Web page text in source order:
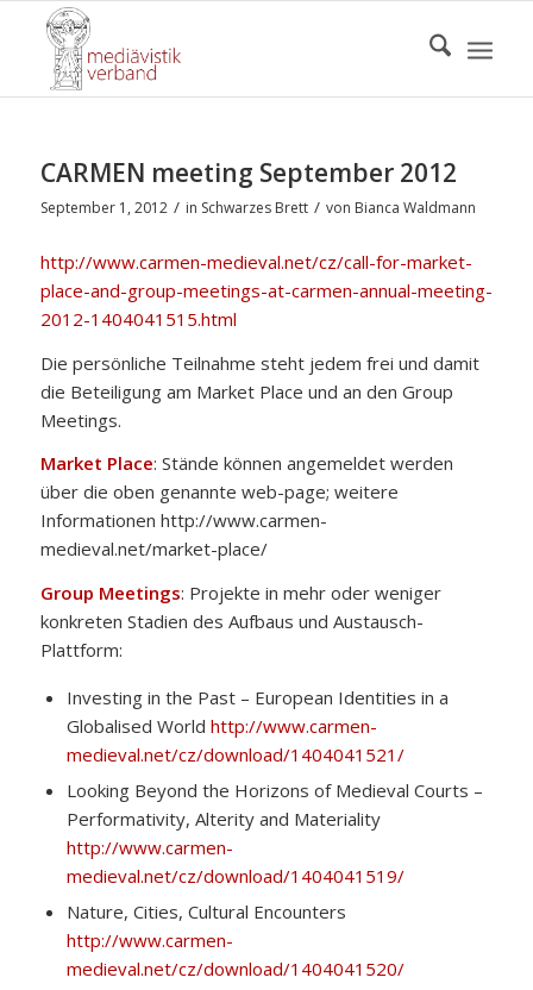
CARMEN meeting September 2012
September 1, 2012 / in Schwarzes Brett / von Bianca Waldmann
http://www.carmen-medieval.net/cz/call-for-market-
place-and-group-meetings-at-carmen-annual-meeting-
2012-1404041515.html
Die persönliche Teilnahme steht jedem frei und damit
die Beteiligung am Market Place und an den Group
Meetings.
Market Place: Stände können angemeldet werden
über die oben genannte web-page; weitere
Informationen http://www.carmen-
medieval.net/market-place/
Group Meetings: Projekte in mehr oder weniger
konkreten Stadien des Aufbaus und Austausch-
Plattform:
Investing in the Past – European Identities in a
Globalised World http://www.carmen-
medieval.net/cz/download/1404041521/
Looking Beyond the Horizons of Medieval Courts –
Performativity, Alterity and Materiality
http://www.carmen-
medieval.net/cz/download/1404041519/
Nature, Cities, Cultural Encounters
http://www.carmen-
medieval.net/cz/download/1404041520/